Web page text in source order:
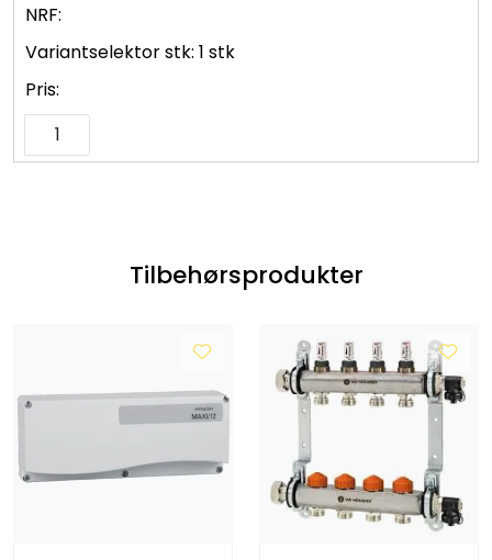
NRF:
Variantselektor stk: 1 stk
Pris:
Tilbehørsprodukter